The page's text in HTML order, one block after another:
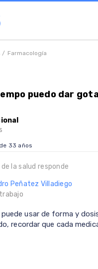
/ Farmacología
puedo dar
33 años
la salud responde
Peñatez Villadiego
usar de forma y
recordar que cada